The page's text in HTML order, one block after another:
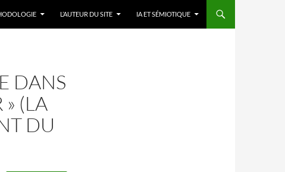
L’AUTEUR DU SITE IA ET SÉMIOTIQUE
DANS
» (LA
DU